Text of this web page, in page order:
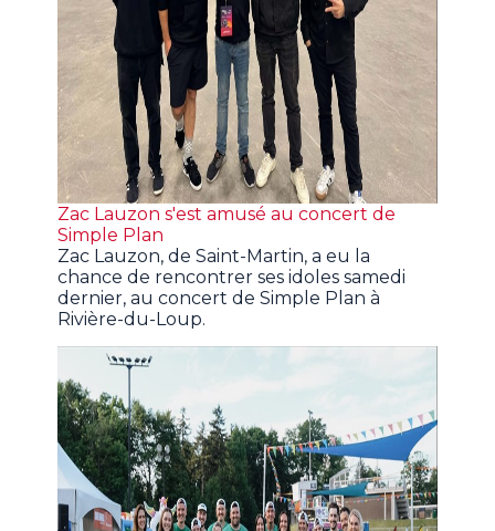
Zac Lauzon s'est amusé au concert de
Simple Plan
Zac Lauzon, de Saint-Martin, a eu la
chance de rencontrer ses idoles samedi
dernier, au concert de Simple Plan à
Rivière-du-Loup.